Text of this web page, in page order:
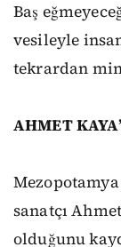
Baş
vesileyle
tekrardan
AHMET
Mezopotamya
sanatçı
olduğunu